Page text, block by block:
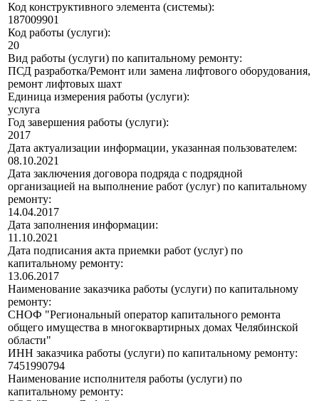
Код конструктивного элемента (системы):
187009901
Код работы (услуги):
20
Вид работы (услуги) по капитальному ремонту:
ПСД разработка/Ремонт или замена лифтового оборудования,
ремонт лифтовых шахт
Единица измерения работы (услуги):
услуга
Год завершения работы (услуги):
2017
Дата актуализации информации, указанная пользователем:
08.10.2021
Дата заключения договора подряда с подрядной
организацией на выполнение работ (услуг) по капитальному
ремонту:
14.04.2017
Дата заполнения информации:
11.10.2021
Дата подписания акта приемки работ (услуг) по
капитальному ремонту:
13.06.2017
Наименование заказчика работы (услуги) по капитальному
ремонту:
СНОФ "Региональный оператор капитального ремонта
общего имущества в многоквартирных домах Челябинской
области"
ИНН заказчика работы (услуги) по капитальному ремонту:
7451990794
Наименование исполнителя работы (услуги) по
капитальному ремонту: